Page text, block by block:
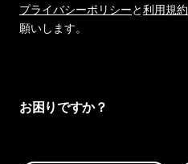
プライバシーポリシーと利用規約
願いします。
お困りですか？